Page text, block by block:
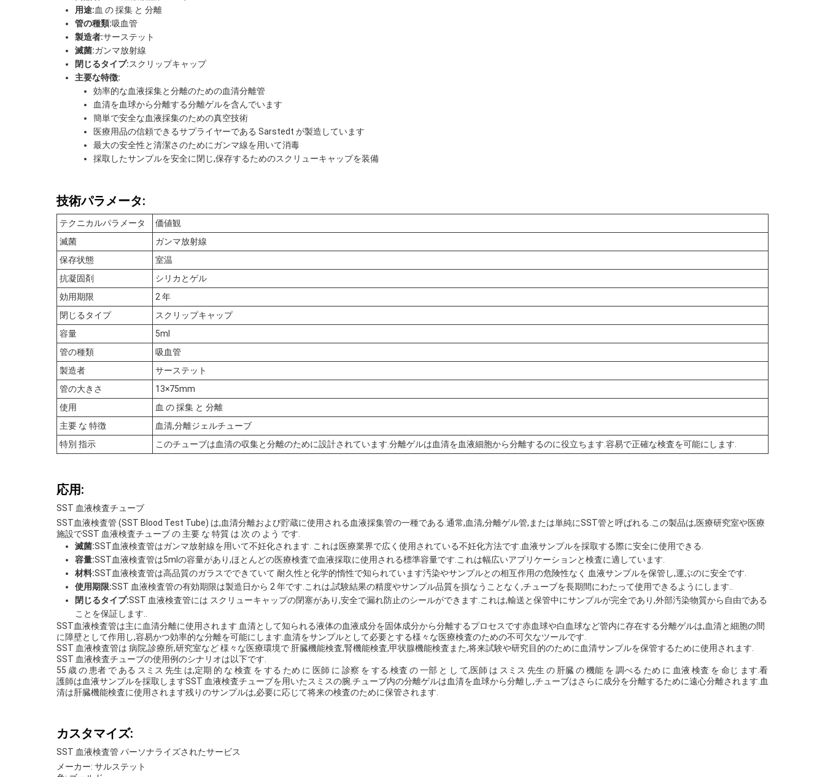
用途:血 の 採集 と 分離
管の種類:吸血管
製造者:サーステット
滅菌:ガンマ放射線
閉じるタイプ:スクリップキャップ
主要な特徴:
効率的な血液採集と分離のための血清分離管
血清を血球から分離する分離ゲルを含んでいます
簡単で安全な血液採集のための真空技術
医療用品の信頼できるサプライヤーである Sarstedt が製造しています
最大の安全性と清潔さのためにガンマ線を用いて消毒
採取したサンプルを安全に閉じ,保存するためのスクリューキャップを装備
技術パラメータ:
テクニカルパラメータ
価値観
滅菌
ガンマ放射線
保存状態
室温
抗凝固剤
シリカとゲル
効用期限
2 年
閉じるタイプ
スクリップキャップ
容量
5ml
管の種類
吸血管
製造者
サーステット
管の大きさ
13×75mm
使用
血 の 採集 と 分離
主要 な 特徴
血清,分離ジェルチューブ
特別 指示
このチューブは血清の収集と分離のために設計されています.分離ゲルは血清を血液細胞から分離するのに役立ちます.容易で正確な検査を可能にします.
応用:
SST 血液検査チューブ
SST血液検査管 (SST Blood Test Tube) は,血清分離および貯蔵に使用される血液採集管の一種である.通常,血清,分離ゲル管,または単純にSST管と呼ばれる.この製品は,医療研究室や医療
施設でSST 血液検査チューブ の 主要 な 特質 は 次 の よう です.
滅菌:SST血液検査管はガンマ放射線を用いて不妊化されます. これは医療業界で広く使用されている不妊化方法です.血液サンプルを採取する際に安全に使用できる.
容量:SST血液検査管は5mlの容量があり,ほとんどの医療検査で血液採取に使用される標準容量です.これは幅広いアプリケーションと検査に適しています.
材料:SST血液検査管は高品質のガラスでできていて 耐久性と化学的惰性で知られています汚染やサンプルとの相互作用の危険性なく 血液サンプルを保管し,運ぶのに安全です.
使用期限:SST 血液検査管の有効期限は製造日から 2 年です.これは,試験結果の精度やサンプル品質を損なうことなく,チューブを長期間にわたって使用できるようにします..
閉じるタイプ:SST 血液検査管には スクリューキャップの閉塞があり,安全で漏れ防止のシールができます.これは,輸送と保管中にサンプルが完全であり,外部汚染物質から自由である
ことを保証します..
SST血液検査管は主に血清分離に使用されます 血清として知られる液体の血液成分を固体成分から分離するプロセスです赤血球や白血球など管内に存在する分離ゲルは,血清と細胞の間
に障壁として作用し,容易かつ効率的な分離を可能にします.血清をサンプルとして必要とする様々な医療検査のための不可欠なツールです.
SST 血液検査管は 病院,診療所,研究室など 様々な医療環境で 肝臓機能検査,腎機能検査,甲状腺機能検査また,将来試験や研究目的のために血清サンプルを保管するために使用されます.
SST 血液検査チューブの使用例のシナリオは以下です.
55 歳 の 患者 で ある スミス 先生 は,定期 的 な 検査 を する ため に 医師 に 診察 を する.検査 の 一部 と し て,医師 は スミス 先生 の 肝臓 の 機能 を 調べる ため に 血液 検査 を 命じ ます.看
護師は血液サンプルを採取しますSST 血液検査チューブを用いたスミスの腕.チューブ内の分離ゲルは血清を血球から分離し,チューブはさらに成分を分離するために遠心分離されます.血
清は肝臓機能検査に使用されます残りのサンプルは,必要に応じて将来の検査のために保管されます.
カスタマイズ:
SST 血液検査管 パーソナライズされたサービス
メーカー: サルステット